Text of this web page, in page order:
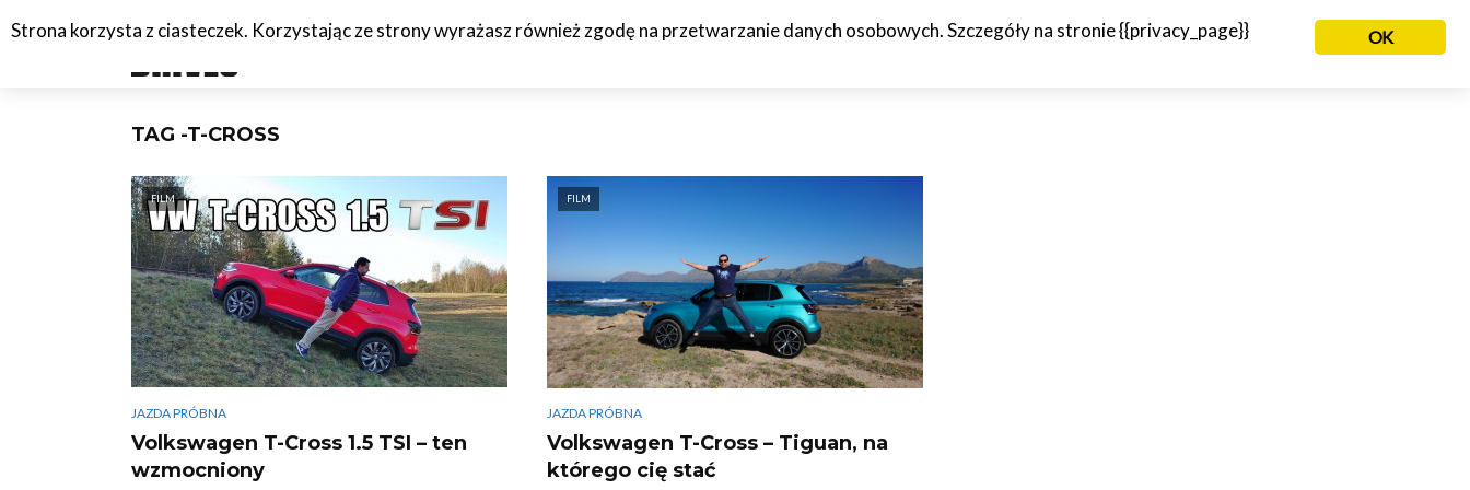
CZTERY KÓŁKA JAZDA PRÓBNA WTF! O MNIE
TAG -T-CROSS
FILM
JAZDA PRÓBNA
Volkswagen T-Cross 1.5 TSI – ten
wzmocniony
FILM
JAZDA PRÓBNA
Volkswagen T-Cross – Tiguan, na
którego cię stać
OK
Strona korzysta z ciasteczek. Korzystając ze strony wyrażasz również zgodę na przetwarzanie danych osobowych. Szczegóły na stronie {{privacy_page}}